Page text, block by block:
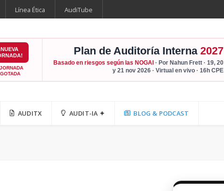
Línea Ética AudiTube
Plan de Auditoría Interna2027
Basado en riesgos según las NOGAI · Por Nahun Frett · 19, 20
y 21 nov 2026 · Virtual en vivo · 16h CPE
AUDITX AUDIT-IA ✦ BLOG & PODCAST